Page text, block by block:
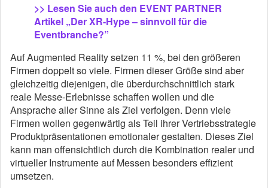
>> Lesen Sie auch den EVENT PARTNER
Artikel „Der XR-Hype – sinnvoll für die
Eventbranche?”
Auf Augmented Reality setzen 11 %, bei den größeren
Firmen doppelt so viele. Firmen dieser Größe sind aber
gleichzeitig diejenigen, die überdurchschnittlich stark
reale Messe-Erlebnisse schaffen wollen und die
Ansprache aller Sinne als Ziel verfolgen. Denn viele
Firmen wollen gegenwärtig als Teil ihrer Vertriebsstrategie
Produktpräsentationen emotionaler gestalten. Dieses Ziel
kann man offensichtlich durch die Kombination realer und
virtueller Instrumente auf Messen besonders effizient
umsetzen.